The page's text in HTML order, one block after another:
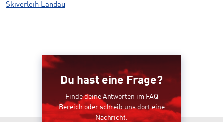
Skiverleih Landau
Du hast eine Frage?
Finde deine Antworten im FAQ
Bereich oder schreib uns dort eine
Nachricht.